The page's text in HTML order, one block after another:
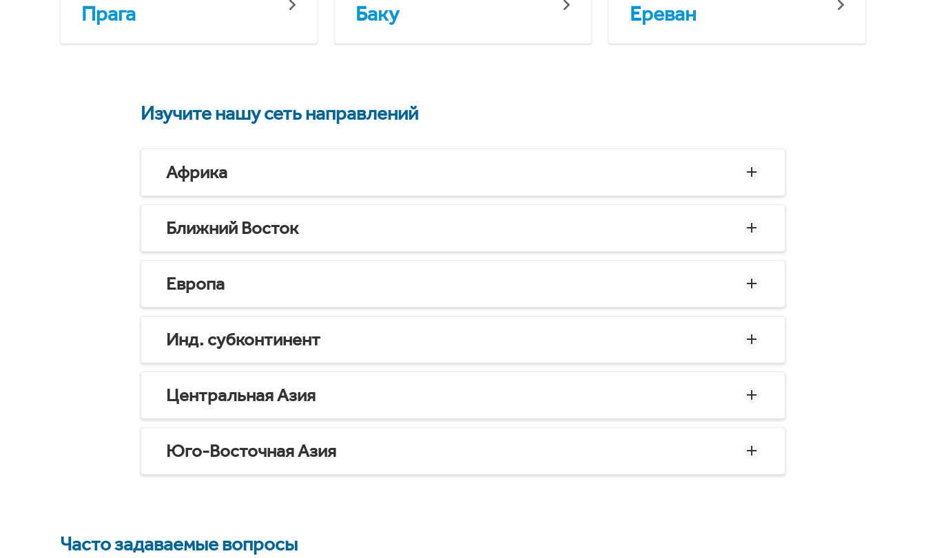
Прага Баку Ереван
Изучите нашу сеть направлений
Африка
Ближний Восток
Европа
Инд. субконтинент
Центральная Азия
Юго-Восточная Азия
Часто задаваемые вопросы